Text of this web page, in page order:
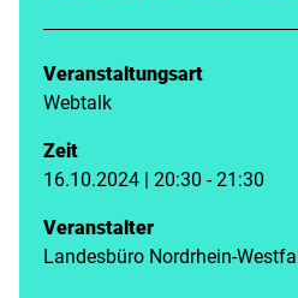
Veranstaltungsart
Webtalk
Zeit
16.10.2024 | 20:30 - 21:30
Veranstalter
Landesbüro Nordrhein-